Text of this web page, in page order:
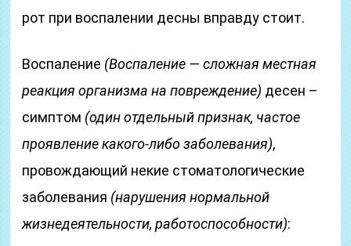
рот при воспалении десны вправду стоит.
Воспаление (Воспаление — сложная местная
реакция организма на повреждение) десен –
симптом (один отдельный признак, частое
проявление какого-либо заболевания),
провождающий некие стоматологические
заболевания (нарушения нормальной
жизнедеятельности, работоспособности):